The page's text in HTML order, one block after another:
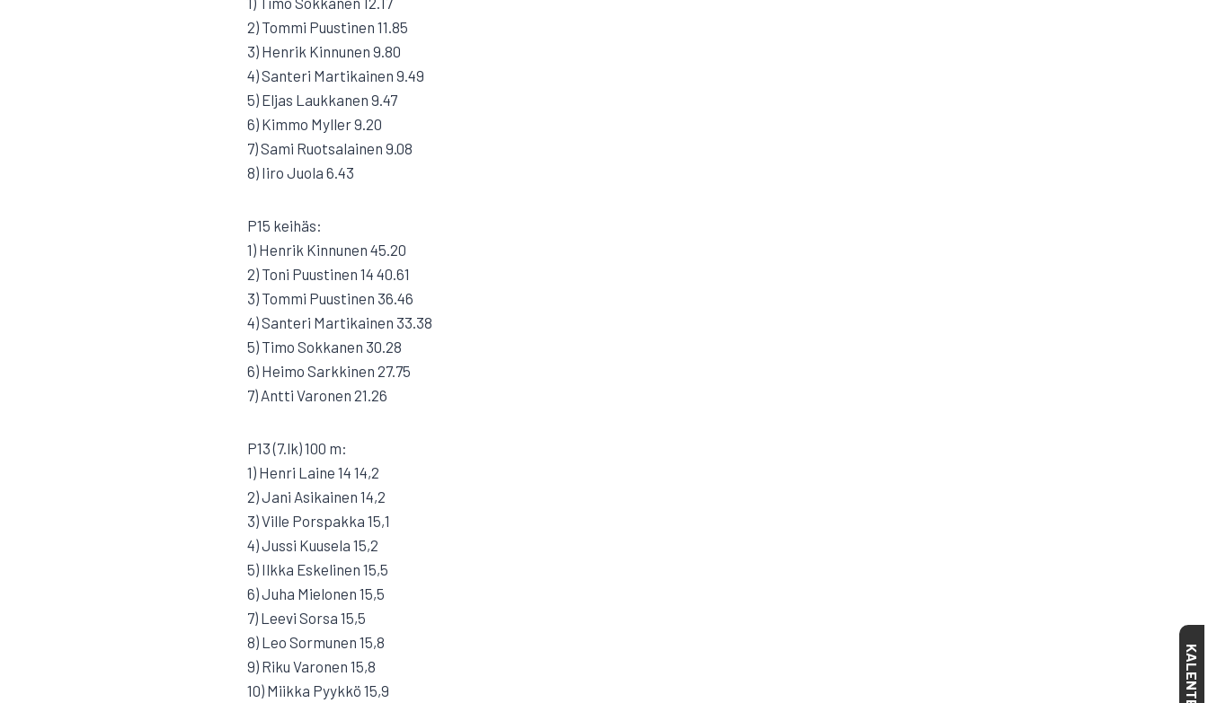
2) Tommi Puustinen 11.85
3) Henrik Kinnunen 9.80
4) Santeri Martikainen 9.49
5) Eljas Laukkanen 9.47
6) Kimmo Myller 9.20
7) Sami Ruotsalainen 9.08
8) Iiro Juola 6.43
P15 keihäs:
1) Henrik Kinnunen 45.20
2) Toni Puustinen 14 40.61
3) Tommi Puustinen 36.46
4) Santeri Martikainen 33.38
5) Timo Sokkanen 30.28
6) Heimo Sarkkinen 27.75
7) Antti Varonen 21.26
P13 (7.lk) 100 m:
1) Henri Laine 14 14,2
2) Jani Asikainen 14,2
3) Ville Porspakka 15,1
4) Jussi Kuusela 15,2
5) Ilkka Eskelinen 15,5
6) Juha Mielonen 15,5
7) Leevi Sorsa 15,5
8) Leo Sormunen 15,8
9) Riku Varonen 15,8
10) Miikka Pyykkö 15,9
KALENTERI